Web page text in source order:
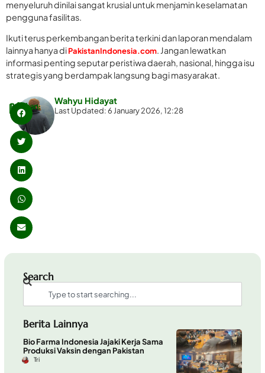
menyeluruh dinilai sangat krusial untuk menjamin keselamatan
pengguna fasilitas.
Ikuti terus perkembangan berita terkini dan laporan mendalam
lainnya hanya diPakistanIndonesia.com. Jangan lewatkan
informasi penting seputar peristiwa daerah, nasional, hingga isu
strategis yang berdampak langsung bagi masyarakat.
Wahyu Hidayat
Last Updated: 6 January 2026, 12:28
Bagikan:
Search
Berita Lainnya
Bio Farma Indonesia Jajaki Kerja Sama
Produksi Vaksin dengan Pakistan
Tri